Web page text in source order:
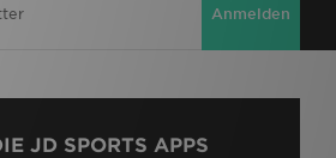
Anmelden
JD SPORTS APPS